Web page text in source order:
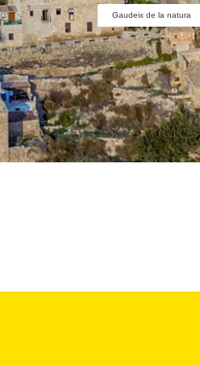
Gaudeix de la natura